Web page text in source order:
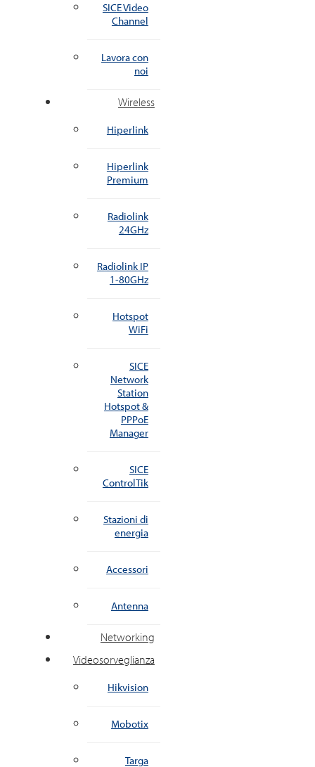
SICE Video
Channel
Lavora con
noi
Wireless
Hiperlink
Hiperlink
Premium
Radiolink
24GHz
Radiolink IP
1-80GHz
Hotspot
WiFi
SICE
Network
Station
Hotspot &
PPPoE
Manager
SICE
ControlTik
Stazioni di
energia
Accessori
Antenna
Networking
Videosorveglianza
Hikvision
Mobotix
Targa